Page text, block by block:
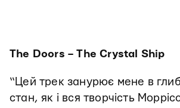
The Doors – The Crystal Ship
“Цей трек занурює мене в
стан, як і вся творчість